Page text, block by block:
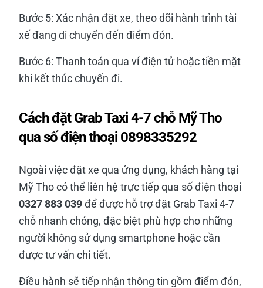
Bước 5: Xác nhận đặt xe, theo dõi hành trình tài
xế đang di chuyển đến điểm đón.
Bước 6: Thanh toán qua ví điện tử hoặc tiền mặt
khi kết thúc chuyến đi.
Cách đặt Grab Taxi 4-7 chỗ Mỹ Tho
qua số điện thoại 0898335292
Ngoài việc đặt xe qua ứng dụng, khách hàng tại
Mỹ Tho có thể liên hệ trực tiếp qua số điện thoại
0327 883 039để được hỗ trợ đặt Grab Taxi 4-7
chỗ nhanh chóng, đặc biệt phù hợp cho những
người không sử dụng smartphone hoặc cần
được tư vấn chi tiết.
Điều hành sẽ tiếp nhận thông tin gồm điểm đón,